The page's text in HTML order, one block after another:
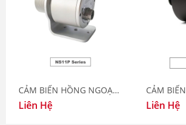
CẢM BIẾN HỒNG NGOẠI NS11P
Liên Hệ Liên Hệ